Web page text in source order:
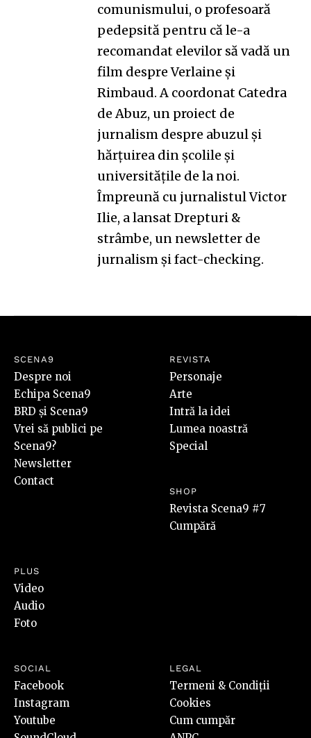
comunismului, o profesoară
pedepsită pentru că le-a
recomandat elevilor să vadă un
film despre Verlaine și
Rimbaud. A coordonat Catedra
de Abuz, un proiect de
jurnalism despre abuzul și
hărțuirea din școlile și
universitățile de la noi.
Împreună cu jurnalistul Victor
Ilie, a lansatDrepturi &
strâmbe, un newsletter de
jurnalism și fact-checking.
SCENA9
Despre noi
Echipa Scena9
BRD și Scena9
Vrei să publici pe
Scena9?
Newsletter
Contact
REVISTA
Personaje
Arte
Intră la idei
Lumea noastră
Special
SHOP
Revista Scena9 #7
Cumpără
PLUS
Video
Audio
Foto
SOCIAL
Facebook
Instagram
Youtube
LEGAL
Termeni & Condiții
Cookies
Cum cumpăr